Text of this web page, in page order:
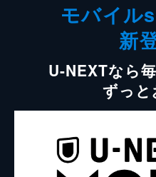
モバイル
新
U-NEXTなら
ずっと